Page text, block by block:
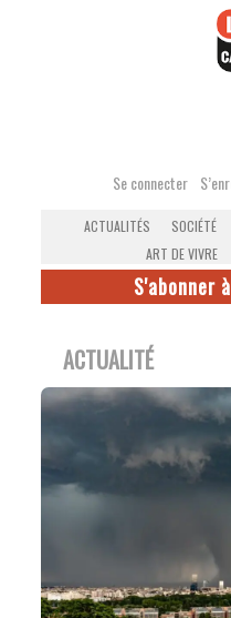
Se connecter
ACTUALITÉS SOCIÉTÉ
ART DE VIVRE
S'abonner
ACTUALITÉ